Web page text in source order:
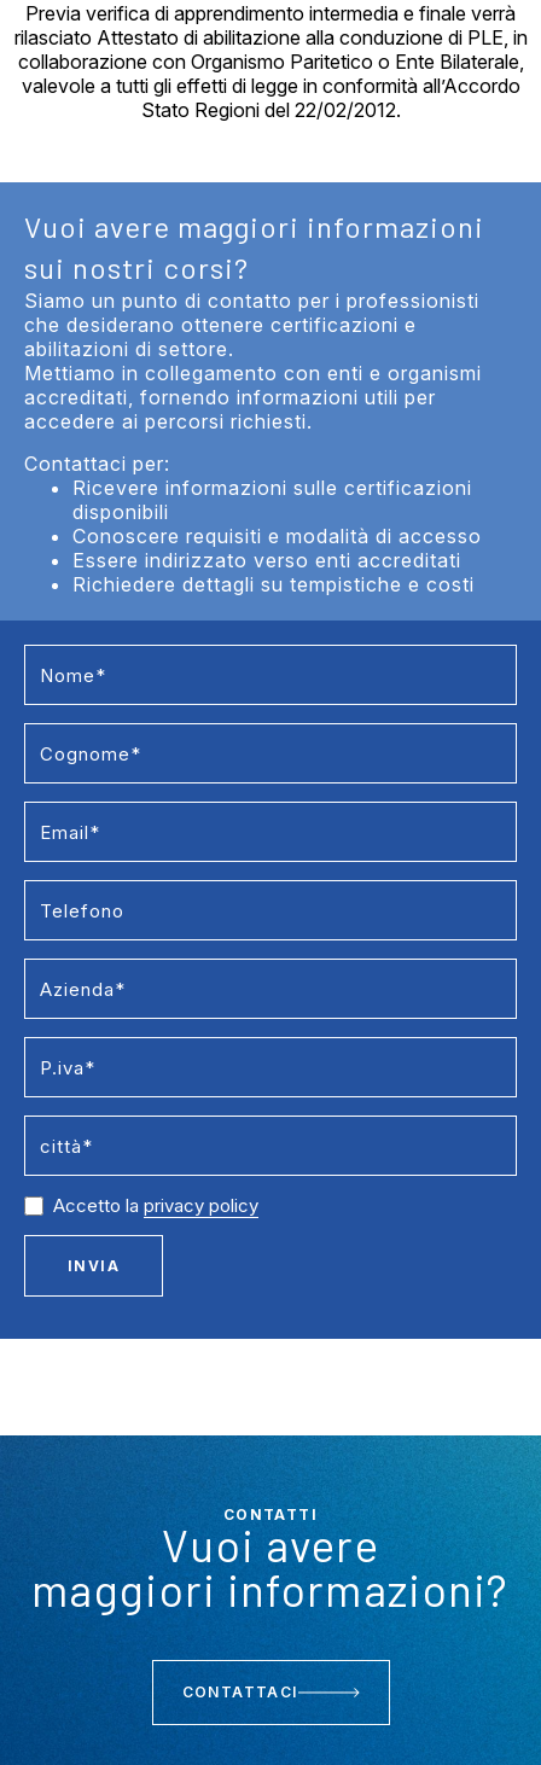
Previa verifica di apprendimento intermedia e finale verrà
rilasciato Attestato di abilitazione alla conduzione di PLE, in
collaborazione con Organismo Paritetico o Ente Bilaterale,
valevole a tutti gli effetti di legge in conformità all’Accordo
Stato Regioni del 22/02/2012.
Vuoi avere maggiori informazioni
sui nostri corsi?
Siamo un punto di contatto per i professionisti
che desiderano ottenere certificazioni e
abilitazioni di settore.
Mettiamo in collegamento con enti e organismi
accreditati, fornendo informazioni utili per
accedere ai percorsi richiesti.
Contattaci per:
Ricevere informazioni sulle certificazioni
disponibili
Conoscere requisiti e modalità di accesso
Essere indirizzato verso enti accreditati
Richiedere dettagli su tempistiche e costi
Accetto la privacy policy
INVIA
CONTATTI
Vuoi avere
maggiori informazioni?
CONTATTACI